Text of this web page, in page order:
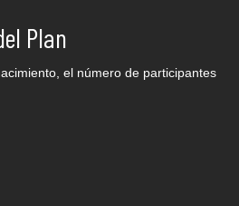
Plan
el número de participantes